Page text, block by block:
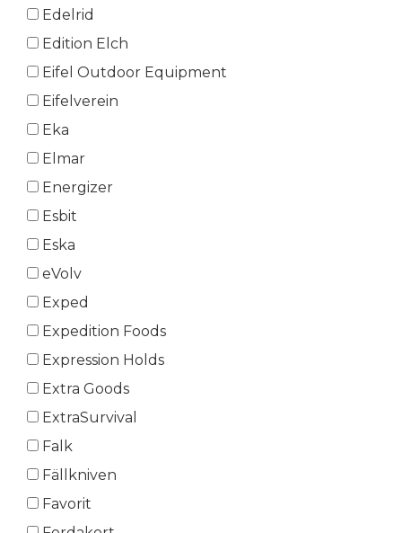
Edelrid
Edition Elch
Eifel Outdoor Equipment
Eifelverein
Eka
Elmar
Energizer
Esbit
Eska
eVolv
Exped
Expedition Foods
Expression Holds
Extra Goods
ExtraSurvival
Falk
Fällkniven
Favorit